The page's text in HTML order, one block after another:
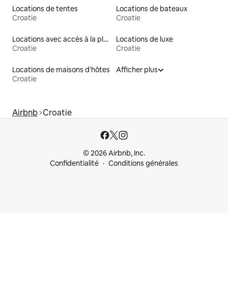
Locations de tentes
Croatie
Locations de bateaux
Croatie
Locations avec accès à la plage
Croatie
Locations de luxe
Croatie
Locations de maisons d'hôtes
Croatie
Afficher plus
Airbnb Croatie
© 2026 Airbnb, Inc.
Confidentialité
Conditions générales